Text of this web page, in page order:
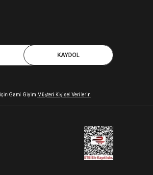
KAYDOL
Gami Giyim Müşteri Kişisel Verilerin